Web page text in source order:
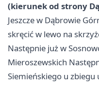
(kierunek od strony
Jeszcze w Dąbrowie
skręcić w lewo na
Następnie już w
Mieroszewskich
Siemieńskiego u zbiegu